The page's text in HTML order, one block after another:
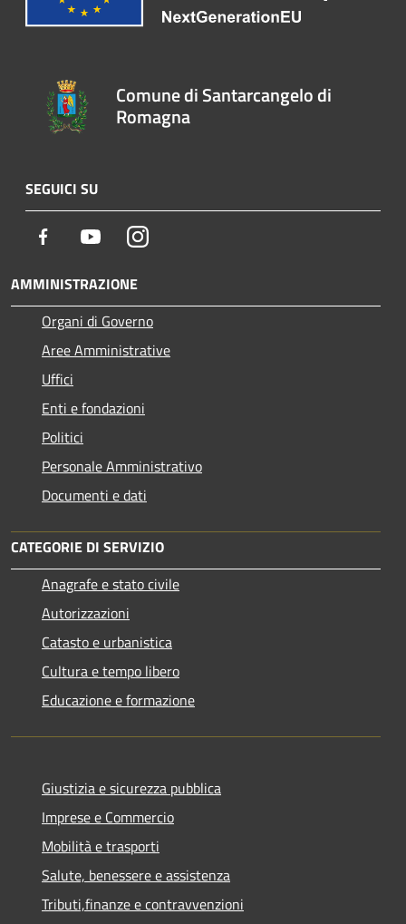
Comune di Santarcangelo di
Romagna
SEGUICI SU
Facebook YoutubeInstagram
AMMINISTRAZIONE
Organi di Governo
Aree Amministrative
Uffici
Enti e fondazioni
Politici
Personale Amministrativo
Documenti e dati
CATEGORIE DI SERVIZIO
Anagrafe e stato civile
Autorizzazioni
Catasto e urbanistica
Cultura e tempo libero
Educazione e formazione
Giustizia e sicurezza pubblica
Imprese e Commercio
Mobilità e trasporti
Salute, benessere e assistenza
Tributi,finanze e contravvenzioni